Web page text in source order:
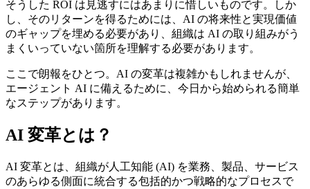
そうした ROI は見逃すにはあまりに惜しいものです。しか
し、そのリターンを得るためには、AI の将来性と実現価値
のギャップを埋める必要があり、組織は AI の取り組みがう
まくいっていない箇所を理解する必要があります。
ここで朗報をひとつ。AI の変革は複雑かもしれませんが、
エージェント AI に備えるために、今日から始められる簡単
なステップがあります。
AI 変革とは？
AI 変革とは、組織が人工知能 (AI) を業務、製品、サービス
のあらゆる側面に統合する包括的かつ戦略的なプロセスで